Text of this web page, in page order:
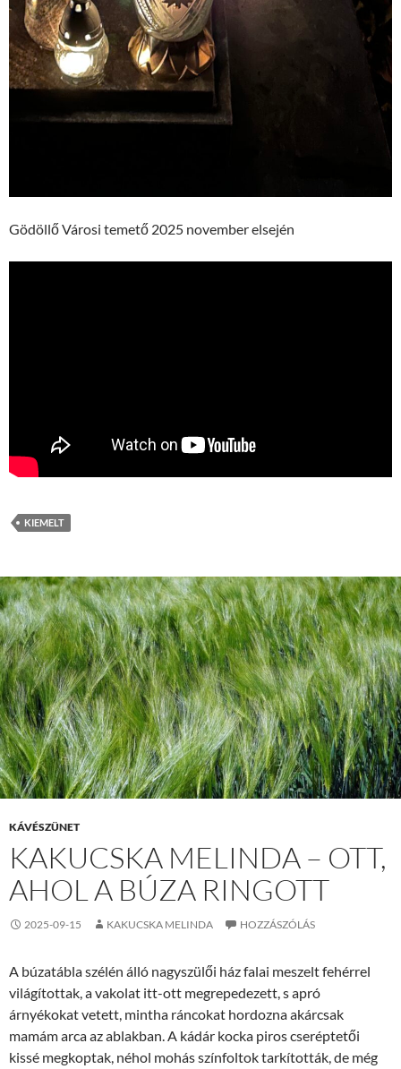
Gödöllő Városi temető 2025 november elsején
KIEMELT
KÁVÉSZÜNET
KAKUCSKA MELINDA – OTT,
AHOL A BÚZA RINGOTT
2025-09-15 KAKUCSKA MELINDA HOZZÁSZÓLÁS
A búzatábla szélén álló nagyszülői ház falai meszelt fehérrel
világítottak, a vakolat itt-ott megrepedezett, s apró
árnyékokat vetett, mintha ráncokat hordozna akárcsak
mamám arca az ablakban. A kádár kocka piros cseréptetői
kissé megkoptak, néhol mohás színfoltok tarkították, de még